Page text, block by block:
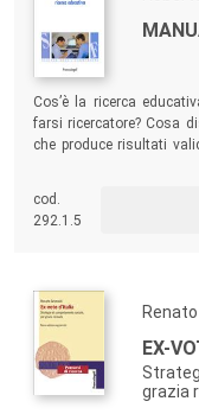
Cos’è la ricerca
farsi ricercatore? Cosa
che produce risultati
chi si accinge a far
e molte altre domande
ricerca nell’ampio
cod.
292.1.5
EX-
grazia